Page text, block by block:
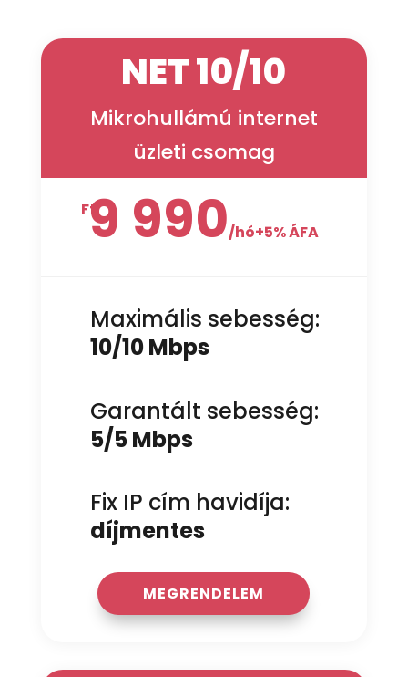
NET 10/10
Mikrohullámú internet
üzleti csomag
Ft9 990/hó+5% ÁFA
Maximális sebesség:
10/10 Mbps
Garantált sebesség:
5/5 Mbps
Fix IP cím havidíja:
díjmentes
MEGRENDELEM